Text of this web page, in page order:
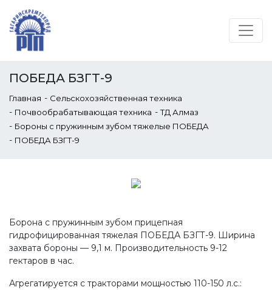
ПОБЕДА БЗГТ-9
Главная - Сельскохозяйственная техника
- Почвообрабатывающая техника -ТД Алмаз
- Бороны с пружинным зубом тяжелые ПОБЕДА
- ПОБЕДА БЗГТ-9
Борона с пружинным зубом прицепная
гидрофицированная тяжелая ПОБЕДА БЗГТ-9. Ширина
захвата бороны — 9,1 м. Производительность 9-12
гектаров в час.
Агрегатируется с тракторами мощностью 110-150 л.с.: